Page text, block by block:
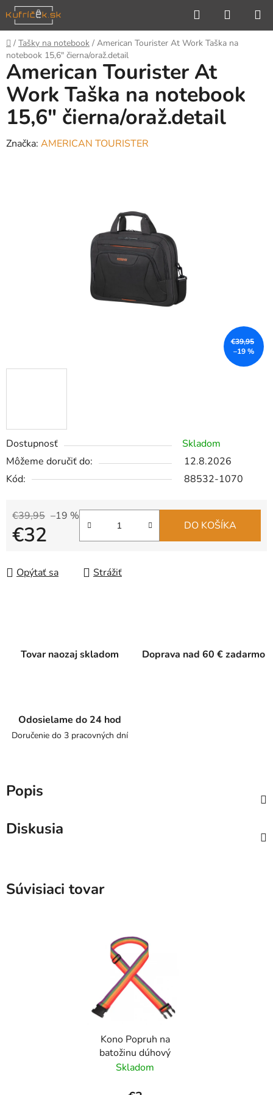
Prejsť
na
obsah
Hľadať
KOŠÍK
Domov
/ Tašky na notebook / American Tourister At Work Taška na
notebook 15,6" čierna/oraž.detail
Dostupnosť
Skladom
Môžeme doručiť do:
12.8.2026
Kód:
88532-1070
€39,95 –19 %
€32 DO KOŠÍKA
Opýtať sa Strážiť
American Tourister At
Work Taška na notebook
15,6" čierna/oraž.detail
Značka: AMERICAN TOURISTER
€39,95
–19 %
Tovar naozaj skladom Doprava nad 60 € zadarmo
Odosielame do 24 hod
Doručenie do 3 pracovných dní
Popis
Diskusia
Súvisiaci tovar
Kono Popruh na
batožinu dúhový
Skladom